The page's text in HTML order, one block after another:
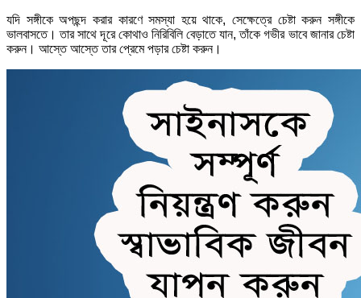
যদি সঙ্গীকে অপছন্দ করার কারণে সমস্যা হয়ে থাকে, সেক্ষেত্রে চেষ্টা করুন সঙ্গীকে
ভালবাসতে। তার সাথে দূরে কোথাও নিরিবিলি বেড়াতে যান, তাঁকে গভীর ভাবে জানার চেষ্টা
করুন। আস্তে আস্তে তার প্রেমে পড়ার চেষ্টা করুন।